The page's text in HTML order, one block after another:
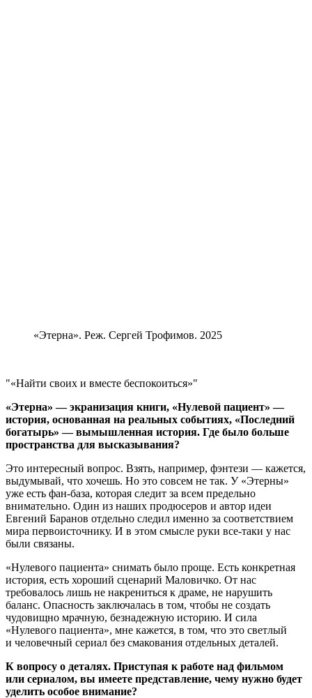
«Этерна». Реж. Сергей Трофимов. 2025
«Найти своих и вместе беспокоиться»
«Этерна» — экранизация книги, «Нулевой пациент» —
история, основанная на реальных событиях, «Последний
богатырь» — вымышленная история. Где было больше
пространства для высказывания?
Это интересный вопрос. Взять, например, фэнтези — кажется,
выдумывай, что хочешь. Но это совсем не так. У «Этерны»
уже есть фан-база, которая следит за всем предельно
внимательно. Один из наших продюсеров и автор идеи
Евгений Баранов отдельно следил именно за соответствием
мира первоисточнику. И в этом смысле руки все-таки у нас
были связаны.
«Нулевого пациента» снимать было проще. Есть конкретная
история, есть хороший сценарий Маловичко. От нас
требовалось лишь не накрениться к драме, не нарушить
баланс. Опасность заключалась в том, чтобы не создать
чудовищно мрачную, безнадежную историю. И сила
«Нулевого пациента», мне кажется, в том, что это светлый
и человечный сериал без смакования отдельных деталей.
К вопросу о деталях. Приступая к работе над фильмом
или сериалом, вы имеете представление, чему нужно будет
уделить особое внимание?